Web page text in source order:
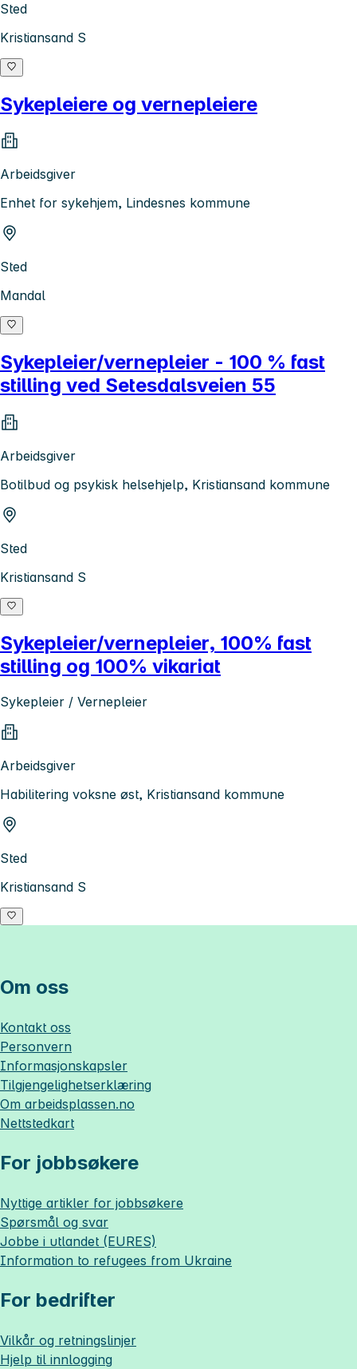
Sted
Kristiansand S
Sykepleiere og vernepleiere
Arbeidsgiver
Enhet for sykehjem, Lindesnes kommune
Sted
Mandal
Sykepleier/vernepleier - 100 % fast
stilling ved Setesdalsveien 55
Arbeidsgiver
Botilbud og psykisk helsehjelp, Kristiansand kommune
Sted
Kristiansand S
Sykepleier/vernepleier, 100% fast
stilling og 100% vikariat
Sykepleier / Vernepleier
Arbeidsgiver
Habilitering voksne øst, Kristiansand kommune
Sted
Kristiansand S
Om oss
Kontakt oss
Personvern
Informasjonskapsler
Tilgjengelighetserklæring
Om arbeidsplassen.no
Nettstedkart
For jobbsøkere
Nyttige artikler for jobbsøkere
Spørsmål og svar
Jobbe i utlandet (EURES)
Information to refugees from Ukraine
For bedrifter
Vilkår og retningslinjer
Hjelp til innlogging